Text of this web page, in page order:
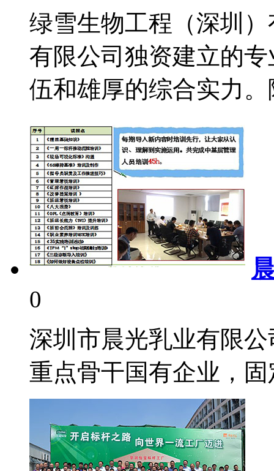
绿雪生物工程（深圳
有限公司独资建立的
伍和雄厚的综合实力
0
深圳市晨光乳业有限
重点骨干国有企业，